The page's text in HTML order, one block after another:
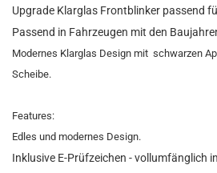
Upgrade Klarglas Frontblinker passend
Passend in Fahrzeugen mit den
Modernes Klarglas Design mit schwarzen
Scheibe.
Features:
Edles und modernes Design.
Inklusive E-Prüfzeichen - vollumfänglich